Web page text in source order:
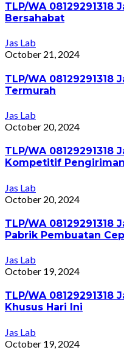
TLP/WA 08129291318
Bersahabat
Jas Lab
October 21, 2024
TLP/WA 08129291318
Termurah
Jas Lab
October 20, 2024
TLP/WA 08129291318
Kompetitif
Jas Lab
October 20, 2024
TLP/WA 08129291318
Pabrik Pembuatan
Jas Lab
October 19, 2024
TLP/WA 08129291318
Khusus Hari Ini
Jas Lab
October 19, 2024